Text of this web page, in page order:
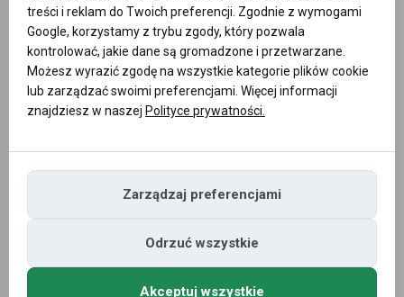
treści i reklam do Twoich preferencji. Zgodnie z wymogami
Google, korzystamy z trybu zgody, który pozwala
kontrolować, jakie dane są gromadzone i przetwarzane.
Możesz wyrazić zgodę na wszystkie kategorie plików cookie
lub zarządzać swoimi preferencjami. Więcej informacji
znajdziesz w naszej Polityce prywatności.
Zarządzaj preferencjami
Odrzuć wszystkie
Akceptuj wszystkie